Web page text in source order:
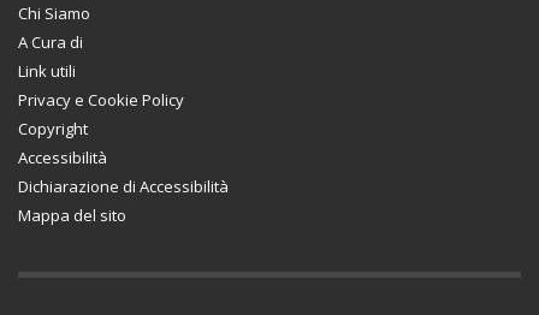
Chi Siamo
A Cura di
Link utili
Privacy e Cookie Policy
Copyright
Accessibilità
Dichiarazione di Accessibilità
Mappa del sito